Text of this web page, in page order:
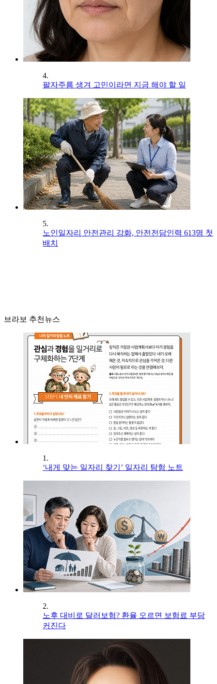
4.
팔자주름 생겨 고민이라면 지금 해야 할 일
5.
노인일자리 안전관리 강화, 안전전담인력 613명 첫
배치
브라보 추천뉴스
1.
‘내게 맞는 일자리 찾기’ 일자리 탐험 노트
2.
노후 대비로 달러보험? 환율 오르면 보험료 부담
커진다